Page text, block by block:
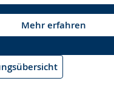
Mehr erfahren